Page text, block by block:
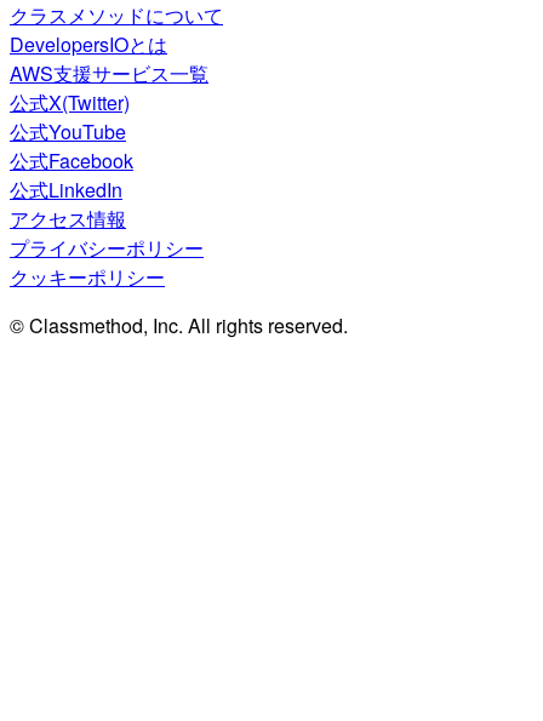
クラスメソッドについて
DevelopersIOとは
AWS支援サービス一覧
公式X(Twitter)
公式YouTube
公式Facebook
公式LinkedIn
アクセス情報
プライバシーポリシー
クッキーポリシー
© Classmethod, Inc. All rights reserved.